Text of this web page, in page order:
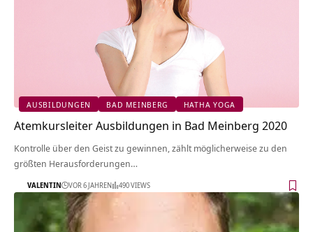
AUSBILDUNGEN BAD MEINBERG HATHA YOGA
Atemkursleiter Ausbildungen in Bad Meinberg 2020
Kontrolle über den Geist zu gewinnen, zählt möglicherweise zu den
größten Herausforderungen…
VALENTIN VOR 6 JAHREN 490 VIEWS